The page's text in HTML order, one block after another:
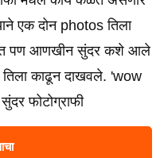
एक दोन photos तिला
पण आणखीन सुंदर कशे आले
काढून दाखवले. 'wow
फोटोग्राफी